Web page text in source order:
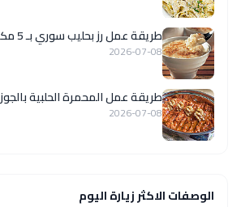
طريقة عمل رز بحليب سوري بـ 5 مكونات
2026-07-08
طريقة عمل المحمرة الحلبية بالجوز
2026-07-08
الوصفات الاكثر زيارة اليوم